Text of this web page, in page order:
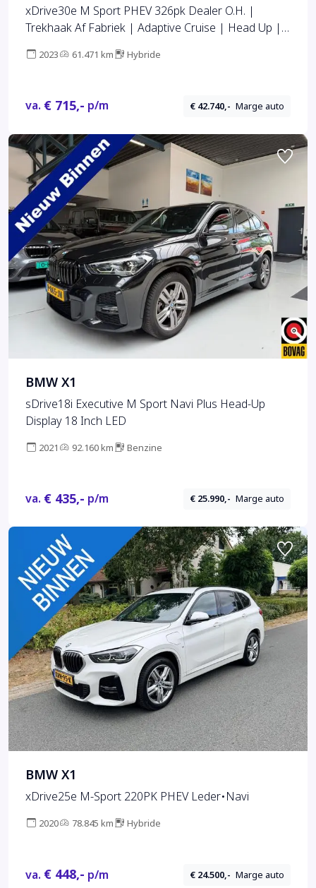
xDrive30e M Sport PHEV 326pk Dealer O.H. |
Trekhaak Af Fabriek | Adaptive Cruise | Head Up |
Sportstoelen Memory & Verwarmd | Adaptief
2023 61.471 km Hybride
va. € 715,- p/m € 42.740,- Marge auto
BMW X1
sDrive18i Executive M Sport Navi Plus Head-Up
Display 18 Inch LED
2021 92.160 km Benzine
va. € 435,- p/m € 25.990,- Marge auto
BMW X1
xDrive25e M-Sport 220PK PHEV Leder•Navi
2020 78.845 km Hybride
va. € 448,- p/m € 24.500,- Marge auto